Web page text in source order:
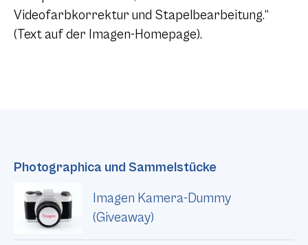
Videofarbkorrektur und Stapelbearbeitung.“
(Text auf der Imagen-Homepage).
Photographica und Sammelstücke
Imagen Kamera-Dummy
(Giveaway)